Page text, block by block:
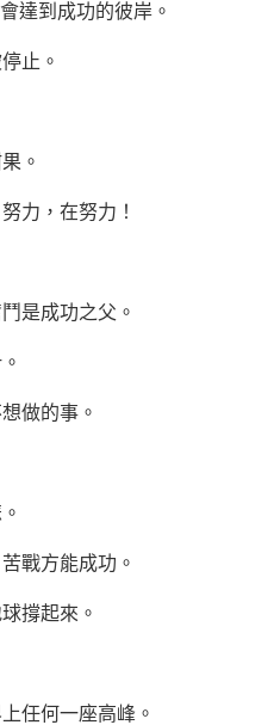
達到成功的彼岸。
止。
。
力，在努力！
是成功之父。
做的事。
戰方能成功。
撐起來。
任何一座高峰。